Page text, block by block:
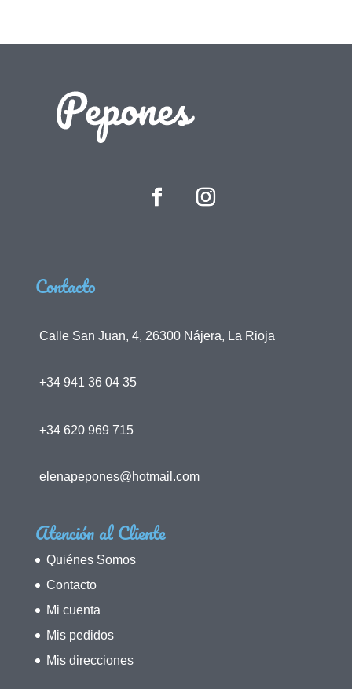
Contacto
Calle San Juan, 4, 26300 Nájera, La Rioja
+34 941 36 04 35
+34 620 969 715
elenapepones@hotmail.com
Atención al Cliente
Quiénes Somos
Contacto
Mi cuenta
Mis pedidos
Mis direcciones